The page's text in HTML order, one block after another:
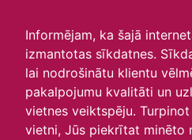
Informējam, ka šajā
izmantotas sīkdatnes.
lai nodrošinātu klientu
pakalpojumu kvalitāti un
vietnes veiktspēju.
vietni, Jūs piekrītat minēto
Skats :
Aktuālie
Šodien
Arhīvs